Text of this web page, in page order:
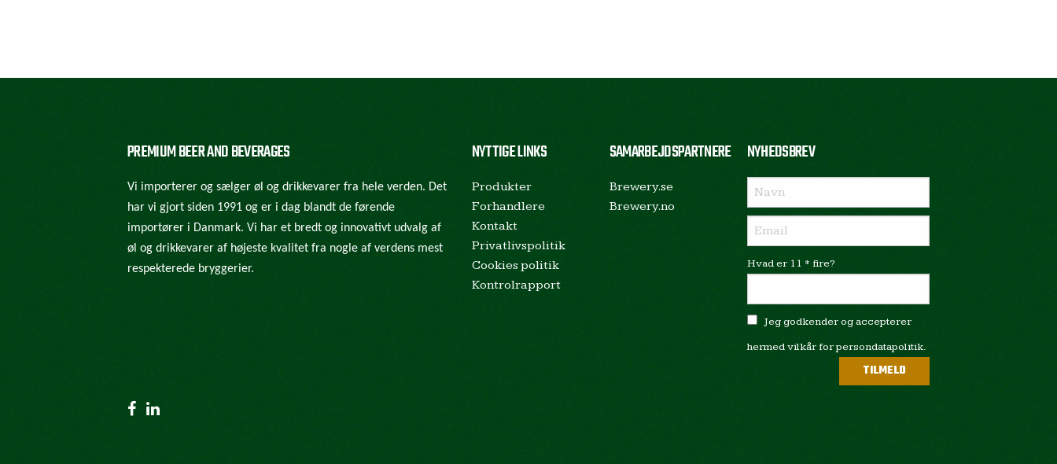
PREMIUM BEER AND BEVERAGES
Vi importerer og sælger øl og drikkevarer fra hele verden. Det
har vi gjort siden 1991 og er i dag blandt de førende
importører i Danmark. Vi har et bredt og innovativt udvalg af
øl og drikkevarer af højeste kvalitet fra nogle af verdens mest
respekterede bryggerier.
NYTTIGE LINKS
Produkter
Forhandlere
Kontakt
Privatlivspolitik
Cookies politik
Kontrolrapport
SAMARBEJDSPARTNERE
Brewery.se
Brewery.no
NYHEDSBREV
Hvad er 11 * fire?
Jeg godkender og accepterer
hermed vilkår for persondatapolitik.